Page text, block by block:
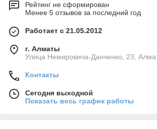
Рейтинг не сформирован
Менее 5 отзывов за последний год
Работает с 21.05.2012
г. Алматы
Улица Немировича-Данченко, 23,
Контакты
Сегодня выходной
Показать весь график работы